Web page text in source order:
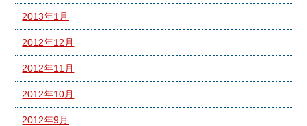
2013年1月
2012年12月
2012年11月
2012年10月
2012年9月